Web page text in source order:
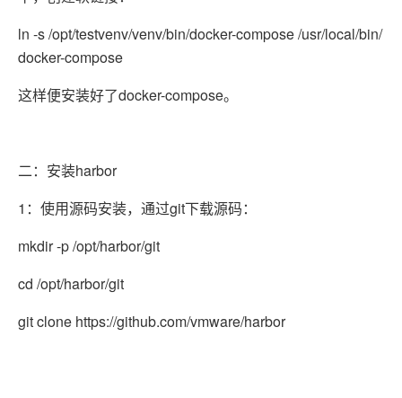
ln -s /opt/testvenv/venv/bin/docker-compose /usr/local/bin/
docker-compose
这样便安装好了docker-compose。
二：安装harbor
1：使用源码安装，通过git下载源码：
mkdir -p /opt/harbor/git
cd /opt/harbor/git
git clone https://github.com/vmware/harbor